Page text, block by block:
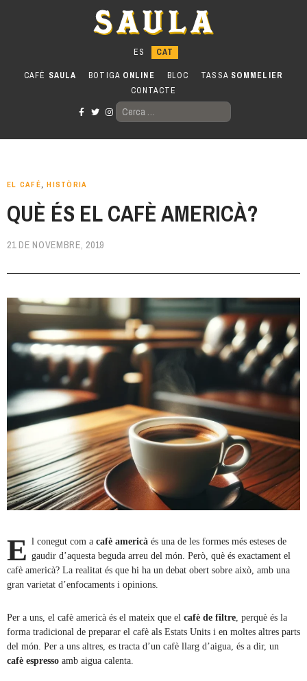
CAFÈ SAULA BOTIGA ONLINE BLOC TASSA SOMMELIER
CONTACTE
CERCA:
EL CAFÉ,HISTÒRIA
QUÈ ÉS EL CAFÈ AMERICÀ?
21 DE NOVEMBRE, 2019
E l conegut com a cafè americà és una de les formes més esteses de
gaudir d’aquesta beguda arreu del món. Però, què és exactament el
cafè americà? La realitat és que hi ha un debat obert sobre això, amb una
gran varietat d’enfocaments i opinions.
Per a uns, el cafè americà és el mateix que el cafè de filtre, perquè és la
forma tradicional de preparar el cafè als Estats Units i en moltes altres parts
del món. Per a uns altres, es tracta d’un cafè llarg d’aigua, és a dir, un
cafè espresso amb aigua calenta.